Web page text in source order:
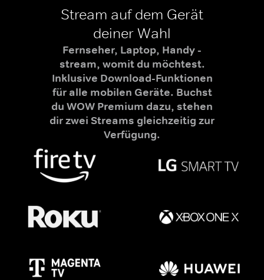
Stream auf dem Gerät
deiner Wahl
Fernseher, Laptop, Handy -
stream, womit du möchtest.
Inklusive Download-Funktionen
für alle mobilen Geräte. Buchst
du WOW Premium dazu, stehen
dir zwei Streams gleichzeitig zur
Verfügung.